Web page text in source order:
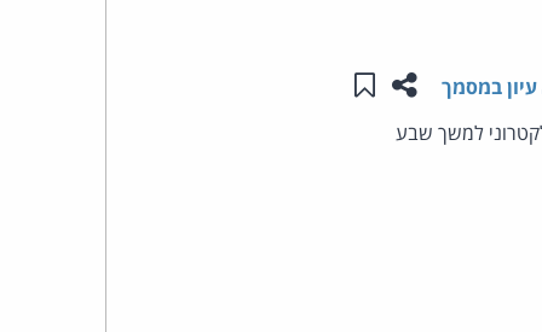
שתפו עמוד זה
שמור ב"תכנים שלי"
עיון במסמך
למשך שבע